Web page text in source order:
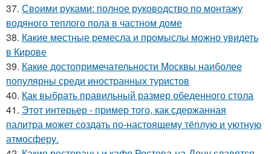
37. Своими руками: полное руководство по монтажу
водяного теплого пола в частном доме
38. Какие местные ремесла и промыслы можно увидеть
в Кирове
39. Какие достопримечательности Москвы наиболее
популярны среди иностранных туристов
40. Как выбрать правильный размер обеденного стола
41. Этот интерьер - пример того, как сдержанная
палитра может создать по-настоящему тёплую и уютную
атмосферу.